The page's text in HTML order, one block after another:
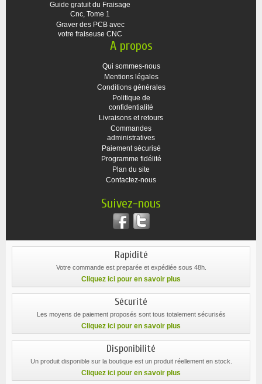
Guide gratuit du Fraisage
Cnc, Tome 1
Graver des PCB avec
votre fraiseuse CNC
A propos
Qui sommes-nous
Mentions légales
Conditions générales
Politique de
confidentialité
Livraisons et retours
Commandes
administratives
Paiement sécurisé
Programme fidélité
Plan du site
Contactez-nous
Suivez-nous
Rapidité
Votre commande est preparée et expédiée sous 48h.
Cliquez ici pour en savoir plus
Sécurité
Les moyens de paiement proposés sont tous totalement sécurisés
Cliquez ici pour en savoir plus
Disponibilité
Un produit disponible sur la boutique est un produit réellement en stock.
Cliquez ici pour en savoir plus